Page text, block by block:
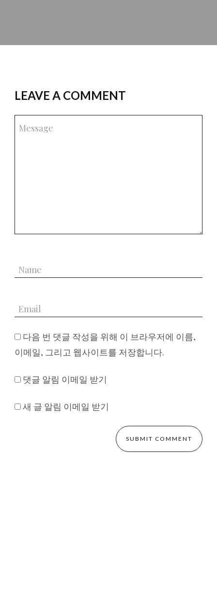
LEAVE A COMMENT
다음 번 댓글 작성을 위해 이 브라우저에 이름,
이메일, 그리고 웹사이트를 저장합니다.
댓글 알림 이메일 받기
새 글 알림 이메일 받기